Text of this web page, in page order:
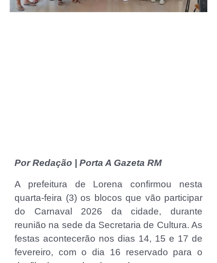
Por Redação | Porta A Gazeta RM
A prefeitura de Lorena confirmou nesta
quarta-feira (3) os blocos que vão participar
do Carnaval 2026 da cidade, durante
reunião na sede da Secretaria de Cultura. As
festas acontecerão nos dias 14, 15 e 17 de
fevereiro, com o dia 16 reservado para o